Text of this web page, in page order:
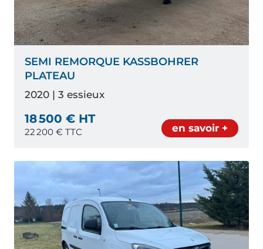
SEMI REMORQUE KASSBOHRER
PLATEAU
2020 | 3 essieux
18 500 € HT
22 200 € TTC en savoir +